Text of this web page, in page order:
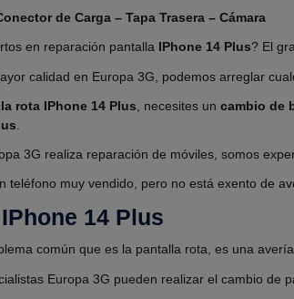
de Carga – Tapa Trasera – Cámara
en reparación pantalla IPhone 14 Plus? El
calidad en Europa 3G, podemos arreglar
rota IPhone 14 Plus , necesites un cambio de
3G realiza reparación de móviles, somos
teléfono muy vendido, pero no está exento de
14 Plus
común que es la pantalla rota, es una
Europa 3G pueden realizar el cambio de